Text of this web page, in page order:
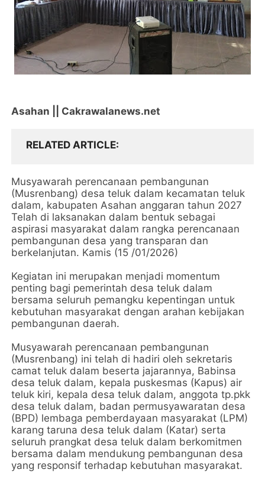
Asahan || Cakrawalanews.net
RELATED ARTICLE
Musyawarah perencanaan pembangunan
(Musrenbang) desa teluk dalam kecamatan teluk
dalam, kabupaten Asahan anggaran tahun 2027
Telah di laksanakan dalam bentuk sebagai
aspirasi masyarakat dalam rangka perencanaan
pembangunan desa yang transparan dan
berkelanjutan. Kamis (15 /01/2026)
Kegiatan ini merupakan menjadi momentum
penting bagi pemerintah desa teluk dalam
bersama seluruh pemangku kepentingan untuk
kebutuhan masyarakat dengan arahan kebijakan
pembangunan daerah.
Musyawarah perencanaan pembangunan
(Musrenbang) ini telah di hadiri oleh sekretaris
camat teluk dalam beserta jajarannya, Babinsa
desa teluk dalam, kepala puskesmas (Kapus) air
teluk kiri, kepala desa teluk dalam, anggota tp.pkk
desa teluk dalam, badan permusyawaratan desa
(BPD) lembaga pemberdayaan masyarakat (LPM)
karang taruna desa teluk dalam (Katar) serta
seluruh prangkat desa teluk dalam berkomitmen
bersama dalam mendukung pembangunan desa
yang responsif terhadap kebutuhan masyarakat.